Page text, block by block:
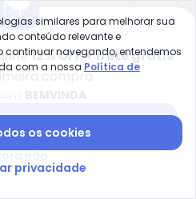
Camiseta com Estampa
Dino Trip (Bege)
YOUCCIE
R$ 52,45R$ 104,90
12% OFF + frete grátis
compra
similares para melhorar sua
conteúdo relevante e
continuar navegando, entendemos
com a nossa Política de
os cookies
privacidade